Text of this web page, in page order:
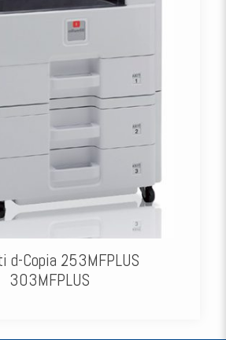
d-Copia 253MFPLUS
303MFPLUS